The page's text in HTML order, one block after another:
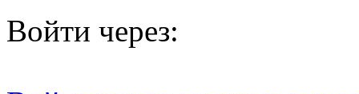
Войти через: